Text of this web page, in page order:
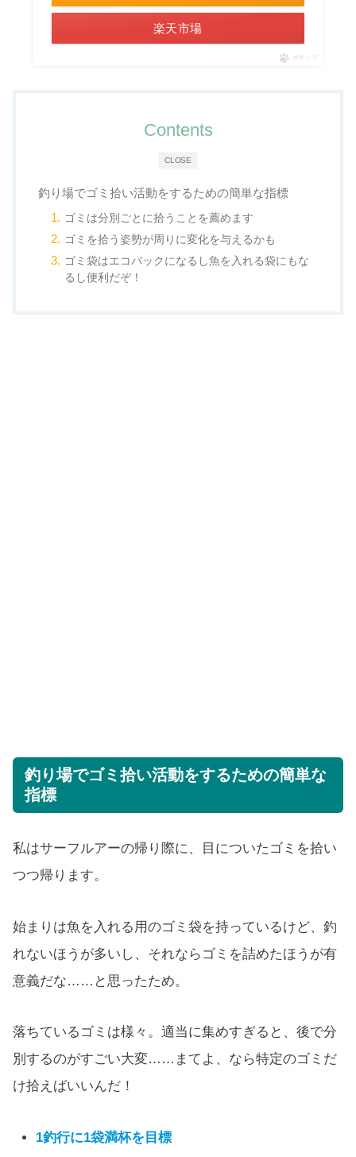
楽天市場
ポチップ
CLOSE
Contents
釣り場でゴミ拾い活動をするための簡単な指標
ゴミは分別ごとに拾うことを薦めます
ゴミを拾う姿勢が周りに変化を与えるかも
ゴミ袋はエコバックになるし魚を入れる袋にもな
るし便利だぞ！
釣り場でゴミ拾い活動をするための簡単な
指標
私はサーフルアーの帰り際に、目についたゴミを拾い
つつ帰ります。
始まりは魚を入れる用のゴミ袋を持っているけど、釣
れないほうが多いし、それならゴミを詰めたほうが有
意義だな……と思ったため。
落ちているゴミは様々。適当に集めすぎると、後で分
別するのがすごい大変……まてよ、なら特定のゴミだ
け拾えばいいんだ！
1釣行に1袋満杯を目標